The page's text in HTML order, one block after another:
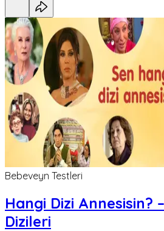
Bebeveyn Testleri
Hangi Dizi Annesisin?
Dizileri